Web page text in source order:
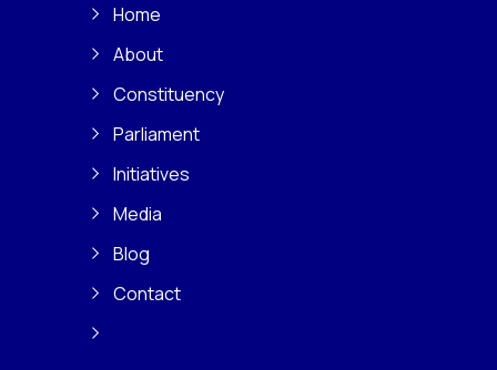
Home
About
Constituency
Parliament
Initiatives
Media
Blog
Contact